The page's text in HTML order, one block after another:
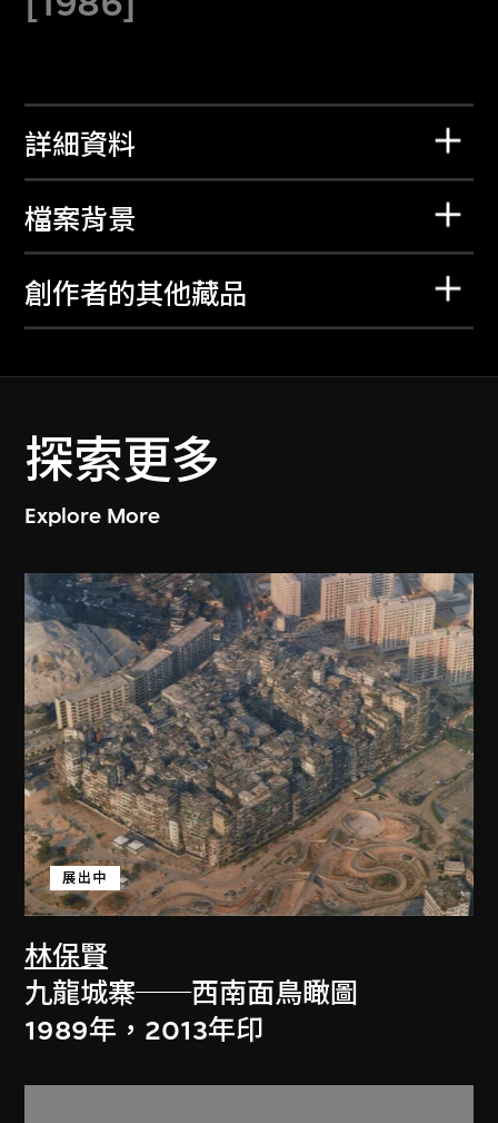
詳細資料
檔案背景
創作者的其他藏品
探索更多
Explore More
林保賢
展出中
九龍城寨──西南面鳥瞰圖
1989年，2013年印